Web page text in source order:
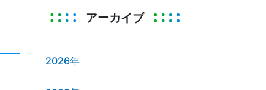
アーカイブ
2026年